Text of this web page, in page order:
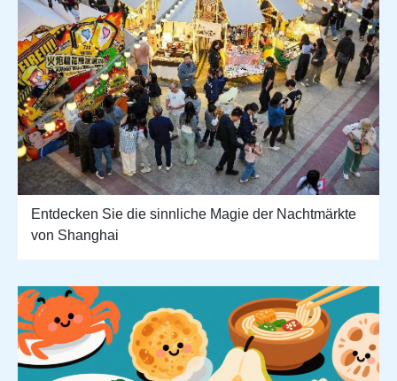
Entdecken Sie die sinnliche Magie der Nachtmärkte
von Shanghai